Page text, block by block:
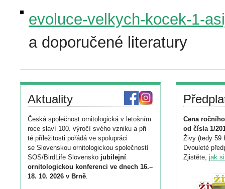
evoluce-velkych-kocek-1-
a doporučené literatury
Aktuality
Česká společnost ornitologická v letošním
roce slaví 100. výročí svého vzniku a při
té příležitosti pořádá ve spolupráci
se Slovenskou ornitologickou společností
SOS/BirdLife Slovensko jubilejní
ornitologickou konferenci ve dnech 16.–
18. 10. 2026 v Brně.
Cena
od čísla 1/
Živy (tedy 59
Dvouleté
Zjistěte, jak